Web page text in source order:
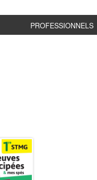
PROFESSIONNELS